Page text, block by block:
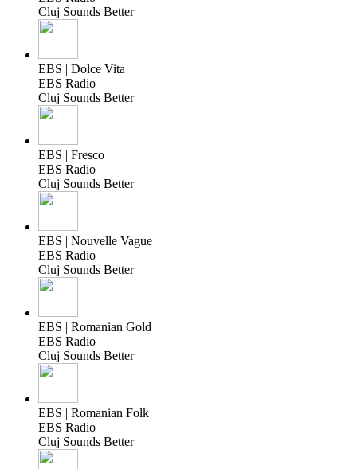
Cluj Sounds Better
EBS | Dolce Vita
EBS Radio
Cluj Sounds Better
EBS | Fresco
EBS Radio
Cluj Sounds Better
EBS | Nouvelle Vague
EBS Radio
Cluj Sounds Better
EBS | Romanian Gold
EBS Radio
Cluj Sounds Better
EBS | Romanian Folk
EBS Radio
Cluj Sounds Better